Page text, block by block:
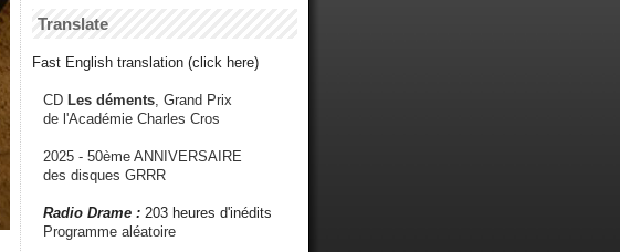
Translate
Fast English translation (click here)
CD Les déments , Grand Prix
de l'Académie Charles Cros
2025 - 50ème ANNIVERSAIRE
des disques GRRR
Radio Drame : 203 heures d'inédits
Programme aléatoire